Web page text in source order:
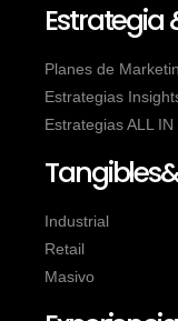
Estrategia
Planes de
Estrategias
Estrategias ALL IN
Industrial
Retail
Masivo